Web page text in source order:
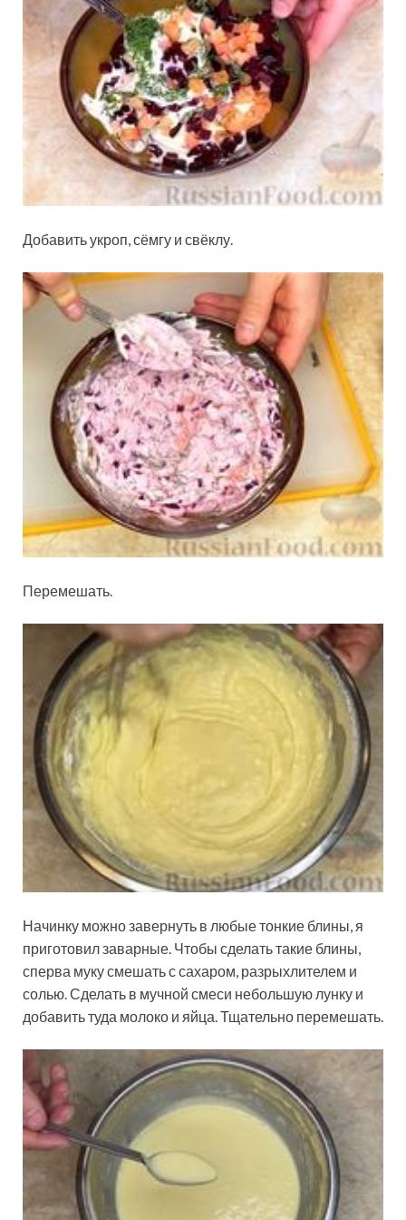
Добавить укроп, сёмгу и свёклу.
Перемешать.
Начинку можно завернуть в любые тонкие блины, я
приготовил заварные. Чтобы сделать такие блины,
сперва муку смешать с сахаром, разрыхлителем и
солью. Сделать в мучной смеси небольшую лунку и
добавить туда молоко и яйца. Тщательно перемешать.